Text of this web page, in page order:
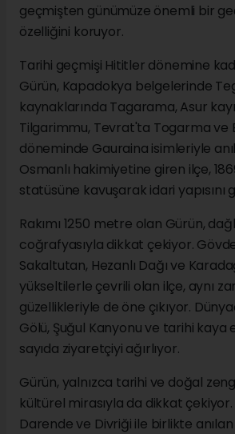
geçmişten günümüze önemli bir
özelliğini koruyor.
Tarihi geçmişi Hititler dönemine
Gürün, Kapadokya belgelerinde
kaynaklarında Tagarama, Asur
Tilgarimmu, Tevrat'ta Togarma ve
döneminde Gauraina isimleriyle
Osmanlı hakimiyetine giren ilçe,
statüsüne kavuşarak idari yapısını
Rakımı 1250 metre olan Gürün,
coğrafyasıyla dikkat çekiyor.
Sakaltutan, Hezanlı Dağı ve
yükseltilerle çevrili olan ilçe, aynı
güzellikleriyle de öne çıkıyor.
Gölü, Şuğul Kanyonu ve tarihi kaya
sayıda ziyaretçiyi ağırlıyor.
Gürün, yalnızca tarihi ve doğal
kültürel mirasıyla da dikkat
Darende ve Divriği ile birlikte anılan